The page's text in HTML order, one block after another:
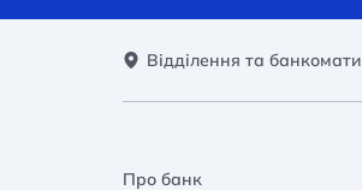
Відділення та банкомати
Про банк